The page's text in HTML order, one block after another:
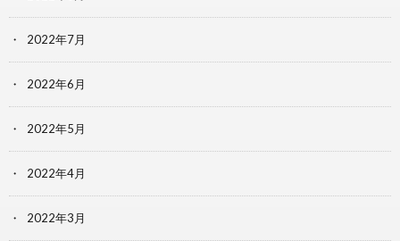
2022年7月
2022年6月
2022年5月
2022年4月
2022年3月